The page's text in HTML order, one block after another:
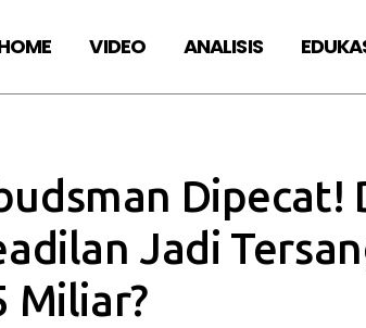
VIDEO ANALISIS
Dipecat!
Jadi
Miliar?